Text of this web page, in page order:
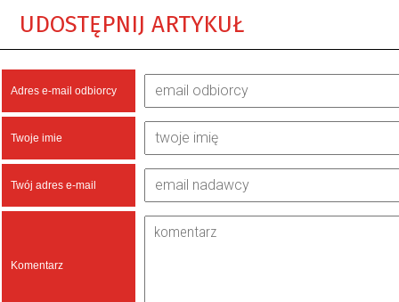
UDOSTĘPNIJ ARTYKUŁ
Adres e-mail odbiorcy
Twoje imie
Twój adres e-mail
Komentarz